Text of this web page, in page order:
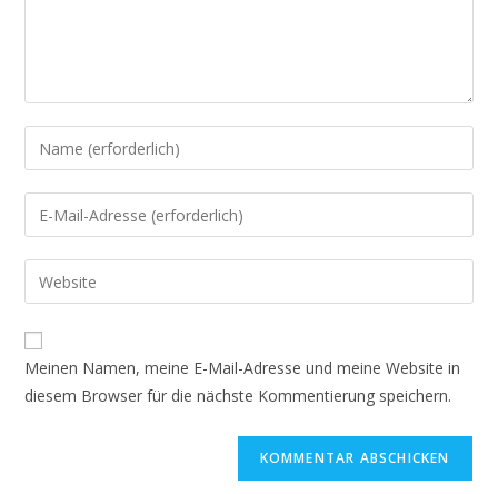
Gib
deinen
Namen
oder
zum
Kommentieren
ein
Gib
deine
E-
Mail-
zum
Kommentieren
ein
Gib
deine
Website-
URL
Meinen Namen, meine E-Mail-Adresse und meine Website in
diesem Browser für die nächste Kommentierung speichern.